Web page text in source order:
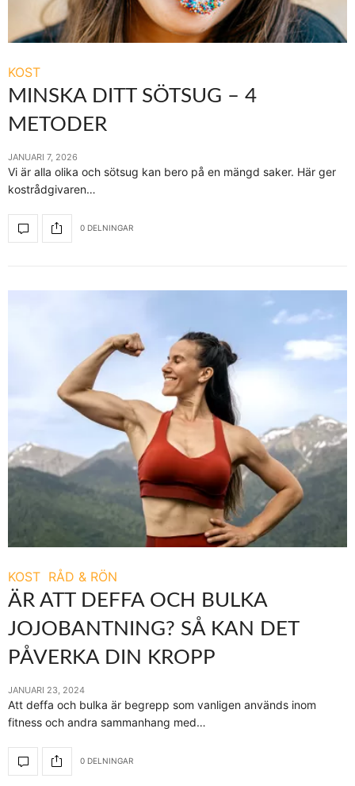
KOST
MINSKA DITT SÖTSUG – 4
METODER
JANUARI 7, 2026
Vi är alla olika och sötsug kan bero på en mängd saker. Här ger
kostrådgivaren…
0 DELNINGAR
KOST RÅD & RÖN
ÄR ATT DEFFA OCH BULKA
JOJOBANTNING? SÅ KAN DET
PÅVERKA DIN KROPP
JANUARI 23, 2024
Att deffa och bulka är begrepp som vanligen används inom
fitness och andra sammanhang med…
0 DELNINGAR